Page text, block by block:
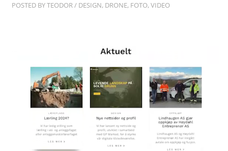
POSTED BYTEODOR/ DESIGN, DRONE, FOTO,VIDEO